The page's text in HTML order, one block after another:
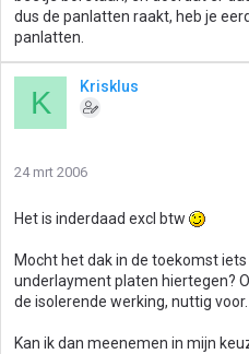
dus de panlatten raakt, heb je
panlatten.
K Krisklus
24 mrt 2006
Het is inderdaad excl btw
Mocht het dak in de toekomst
underlayment platen hiertegen?
de isolerende werking, nuttig voor.
Kan ik dan meenemen in mijn